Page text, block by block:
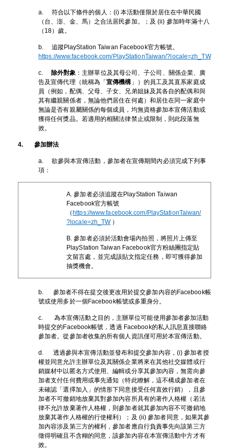
a. 符合以下條件的個人：(i) 本活動僅限於居住在中華民國
（台、澎、金、馬）之合法居民參加。；及 (ii) 參加時年滿十八
（18）歲。
b. 追蹤PlayStation Taiwan Facebook官方帳號。
https://www.facebook.com/PlayStationTaiwan/?locale=zh_TW
c. 除外對象 ：主辦單位及其母公司、子公司、關係企業、廣
告及宣傳代理（統稱為「宣傳機構」）的員工及其直系家庭成
員（例如，配偶、父母、子女、兄弟姐妹及其各自的配偶和與
其有繼親關係者，無論他們居住在何處）和居住在同一家庭中
無論是否有親屬關係的每個成員，均無資格參加本宣傳活動或
獲得任何獎品。若適用的相關法律禁止或限制，則此段落無
效。
4. 參加辦法
a. 欲參與本宣傳活動，參加者在宣傳期間內必須完成下列事
項：
A. 參加者必須追蹤在PlayStation Taiwan
Facebook官方帳號
（ https://www.facebook.com/PlayStationTaiwan/
?locale=zh_TW）
B. 參加者必須於活動會場內拍照，將照片上傳至
PlayStation Taiwan Facebook官方粉絲團指定貼
文留言處，並完成該貼文指定任務，即可獲得參加
抽獎機會。
b. 參加者不得在提交後更改用於提交參加內容的Facebook帳
號或使用多於一個Facebook帳號或多重身分。
c. 為本宣傳活動之目的，主辦單位可能使用參加者參加活動
時提交的Facebook帳號，透過 Facebook的私人訊息直接聯絡
參加者。從參加者收集的所有個人資訊僅可用於本宣傳活動。
d. 透過參與本宣傳活動並發布和提交參加內容，(i) 參加者授
權並同意允許主辦單位及其關係企業將來在其他社交媒體或行
銷媒材中以匿名方式使用、編輯或分享其參加內容，無需向參
加者支付任何費用或事先通知（特此瞭解，這不構成參加者在
未確認「選擇加入」的情形下同意接受任何直效行銷），且參
加者不可撤銷地放棄其對參加內容所具有的著作人格權（若法
律不允許放棄著作人格權，則參加者就其參加內容不可撤銷地
放棄其著作人格權的行使權利）；及 (ii) 參加者同意，如果其參
加內容涉及第三方的權利，參加者應自行負責事先向該第三方
徵得明確且不含糊的同意，該參加內容在本宣傳活動中方才有
效。